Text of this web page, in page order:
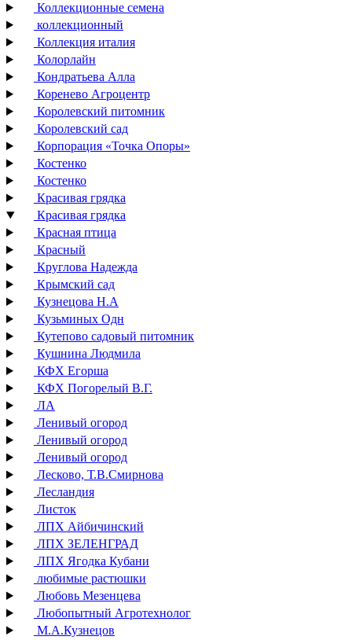
Коллекционные семена
коллекционный
Коллекция италия
Колорлайн
Кондратьева Алла
Коренево Агроцентр
Королевский питомник
Королевский сад
Корпорация «Точка Опоры»
Костенко
Костенко
Красивая грядка
Красивая грядка
Красная птица
Красный
Круглова Надежда
Крымский сад
Кузнецова Н.А
Кузьминых Одн
Кутепово садовый питомник
Кушнина Людмила
КФХ Егорша
КФХ Погорелый В.Г.
ЛА
Ленивый огород
Ленивый огород
Ленивый огород
Лесково, Т.В.Смирнова
Лесландия
Листок
ЛПХ Айбичинский
ЛПХ ЗЕЛЕНГРАД
ЛПХ Ягодка Кубани
любимые растюшки
Любовь Мезенцева
Любопытный Агротехнолог
М.А.Кузнецов